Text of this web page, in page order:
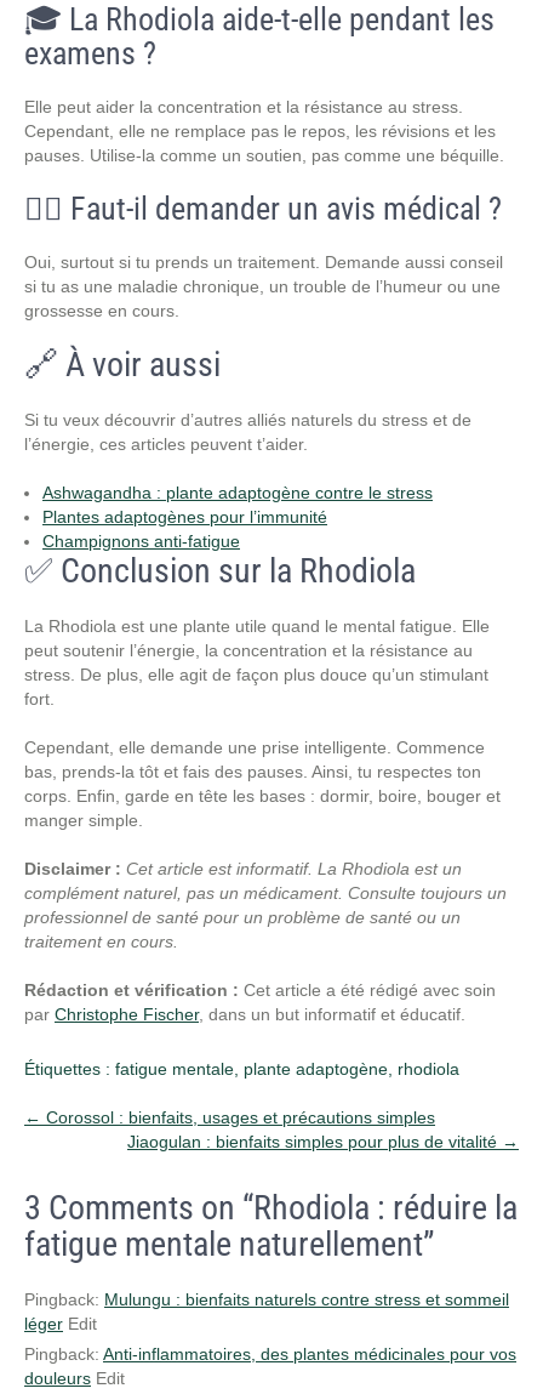
🎓 La Rhodiola aide-t-elle pendant les
examens ?
Elle peut aider la concentration et la résistance au stress.
Cependant, elle ne remplace pas le repos, les révisions et les
pauses. Utilise-la comme un soutien, pas comme une béquille.
🧑‍⚕️ Faut-il demander un avis médical ?
Oui, surtout si tu prends un traitement. Demande aussi conseil
si tu as une maladie chronique, un trouble de l’humeur ou une
grossesse en cours.
🔗 À voir aussi
Si tu veux découvrir d’autres alliés naturels du stress et de
l’énergie, ces articles peuvent t’aider.
Ashwagandha : plante adaptogène contre le stress
Plantes adaptogènes pour l’immunité
Champignons anti-fatigue
✅ Conclusion sur la Rhodiola
La Rhodiola est une plante utile quand le mental fatigue. Elle
peut soutenir l’énergie, la concentration et la résistance au
stress. De plus, elle agit de façon plus douce qu’un stimulant
fort.
Cependant, elle demande une prise intelligente. Commence
bas, prends-la tôt et fais des pauses. Ainsi, tu respectes ton
corps. Enfin, garde en tête les bases : dormir, boire, bouger et
manger simple.
Disclaimer : Cet article est informatif. La Rhodiola est un
complément naturel, pas un médicament. Consulte toujours un
professionnel de santé pour un problème de santé ou un
traitement en cours.
Rédaction et vérification : Cet article a été rédigé avec soin
par Christophe Fischer, dans un but informatif et éducatif.
Étiquettes : fatigue mentale plante adaptogène rhodiola
Post
navigation
← Corossol : bienfaits, usages et précautions simples
Jiaogulan : bienfaits simples pour plus de vitalité →
3 Comments on “Rhodiola : réduire la
fatigue mentale naturellement”
Pingback: Mulungu : bienfaits naturels contre stress et sommeil
léger Edit
Pingback: Anti-inflammatoires, des plantes médicinales pour vos
douleurs Edit